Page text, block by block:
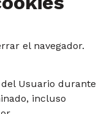
el navegador.
Usuario durante
incluso